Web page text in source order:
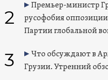
2
Премьер-министр
русофобия
Партии глобальной
3
Что обсуждают в
Грузии. Утренний